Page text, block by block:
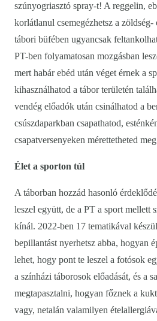
szúnyogriasztó spray-t! A reggelin,
korlátlanul csemegézhetsz a
tábori büfében ugyancsak
PT-ben folyamatosan mozgásban
mert habár ebéd után véget érnek a
kihasználhatod a tábor területén
vendég előadók után csinálhatod a
csúszdaparkban csapathatod,
csapatversenyeken mérettetheted
Élet a sporton túl
A táborban hozzád hasonló
leszel együtt, de a PT a sport mellett
kínál. 2022-ben 17 tematikával
bepillantást nyerhetsz abba, hogyan
lehet, hogy pont te leszel a fotósok
a színházi táborosok előadását, és a
megtapasztalni, hogyan főznek a
vagy, netalán valamilyen